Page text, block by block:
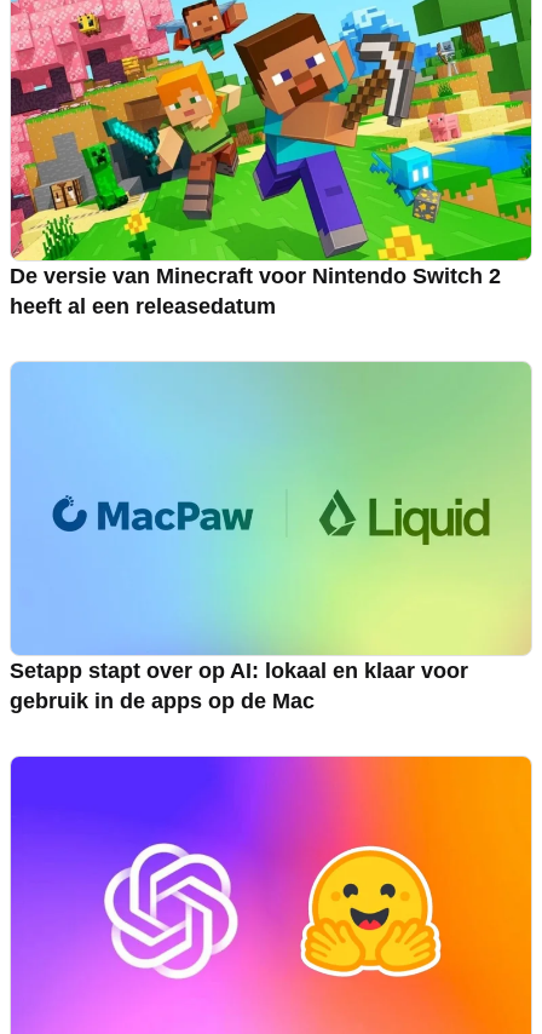
De versie van Minecraft voor Nintendo Switch 2
heeft al een releasedatum
Setapp stapt over op AI: lokaal en klaar voor
gebruik in de apps op de Mac